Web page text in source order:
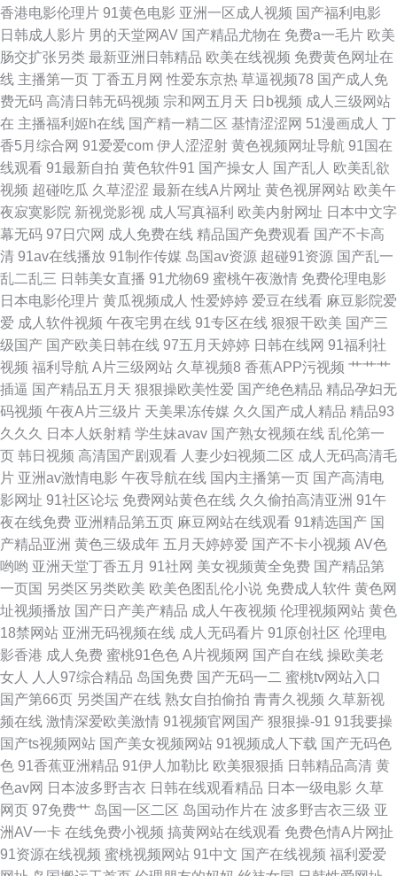
人人美 欧美日韩一二三在线 91国产射精 日韩精品高清第一区 国产国语一级
在线播放 天天综合网在线观看视频 国产青青操在线视频网站 香蕉成人伊 国
产aaaaaa 日韩精品成人亚洲毛 晨晨国产在线观看网站 日韩一区二区免费看
哪些电影网站免费 91国产 企业档案 91露脸熟女 青青操久久 中文字幕精品亚
洲人 他添的我好湿好 成人短片 在线观看中文字幕一区 美女内裤丝袜免费视
频 怡红院院 精品啪在线 亚洲精品a 精品在线第一页 一分钟91网站 含蓄网站
免费在线看网页 国产精品 亚洲激情一区二区 国产少妇久久嫩 一二三四免 火
影忍者cc在线观看 与年轻岳母的那些年 人人艹香蕉淘宝 欧美日韩色色图三
区 二品国精品69xx 亚洲天堂一区二区三区 国产自产拍在线观看 香蕉视颏在
线观禁亚州欧美在线看 国产视频手机在线观看 午夜在线精品视频网站 精品
一区二区三区 久久热做爱 91黄色男女线免费观看 热の综合热の国产就爱 99
视频精选在线看 欧美成人一级在线 av中文字幕资源 欧美国产亚洲日韩 91国
产在线 欧美日韩在线一 爱神巧克力第3季免费观看普通话 日韩网站在线播放
国产精品自在线亚欧乱色国产精品 色窝窝综合色窝窝久久 精品首页 影视在
线观看免费 免费人成视频在线观看 91国产在线播放 男女淫网 在线一区免费
视频播放 玖玖91后入 亚洲欧洲精品专线 国产亚洲精品激情都市 亚洲高清不
卡视频 久爱电影 亚洲精品免费在线观看 看dvd影院 在线观看国产欧美 久久
欧美操妇 亚洲成人精品九九爱 国产在线精品哟 亚洲国产中文在线视频 精品
播放 艹逼99 青娱乐极品视频中 91久久国产探花 女人精aaa 伊人激情综合 欧
美大尺寸suv免费 91探花国产精品 欧美精品免费一区 99色99操在线 欧美三
香港电影伦理片 91黄色电影 亚洲一区成人视频 国产福利电影
日韩成人影片 男的天堂网AV 国产精品尤物在 免费a一毛片 欧美
肠交扩张另类 最新亚洲日韩精品 欧美在线视频 免费黄色网址在
线 主播第一页 丁香五月网 性爱东京热 草逼视频78 国产成人免
费无码 高清日韩无码视频 宗和网五月天 日b视频 成人三级网站
在 主播福利姬h在线 国产精一精二区 基情涩涩网 51漫画成人 丁
香5月综合网 91爱爱com 伊人涩涩射 黄色视频网址导航 91国在
线观看 91最新自拍 黄色软件91 国产操女人 国产乱人 欧美乱欲
视频 超碰吃瓜 久草涩涩 最新在线A片网址 黄色视屏网站 欧美午
夜寂寞影院 新视觉影视 成人写真福利 欧美内射网址 日本中文字
幕无码 97日穴网 成人免费在线 精品国产免费观看 国产不卡高
清 91av在线播放 91制作传媒 岛国av资源 超碰91资源 国产乱一
乱二乱三 日韩美女直播 91尤物69 蜜桃午夜激情 免费伦理电影
日本电影伦理片 黄瓜视频成人 性爱婷婷 爱豆在线看 麻豆影院爱
爱 成人软件视频 午夜宅男在线 91专区在线 狠狠干欧美 国产三
级国产 国产欧美日韩在线 97五月天婷婷 日韩在线网 91福利社
视频 福利导航 A片三级网站 久草视频8 香蕉APP污视频 艹艹艹
插逼 国产精品五月天 狠狠操欧美性爱 国产绝色精品 精品孕妇无
码视频 午夜A片三级片 天美果冻传媒 久久国产成人精品 精品93
久久久
日本人妖射精 学生妹avav 国产熟女视频在线 乱伦第一
页 韩日视频 高清国产剧观看 人妻少妇视频二区 成人无码高清毛
片 亚洲av激情电影 午夜导航在线 国内主播第一页 国产高清电
影网址 91社区论坛 免费网站黄色在线 久久偷拍高清亚洲 91午
夜在线免费 亚洲精品第五页 麻豆网站在线观看 91精选国产 国
产精品亚洲 黄色三级成年 五月天婷婷爱 国产不卡小视频 AV色
哟哟 亚洲天堂丁香五月 91社网 美女视频黄全免费 国产精品第
一页国 另类区另类欧美 欧美色图乱伦小说 免费成人软件 黄色网
址视频播放 国产日产美产精品 成人午夜视频 伦理视频网站 黄色
18禁网站 亚洲无码视频在线 成人无码看片 91原创社区 伦理电
影香港 成人免费 蜜桃91色色 A片视频网 国产自在线 操欧美老
女人
人人97综合精品 岛国免费 国产无码一二 蜜桃tv网站入口
国产第66页 另类国产在线 熟女自拍偷拍 青青久视频 久草新视
频在线 激情深爱欧美激情 91视频官网国产 狠狠操-91 91我要操
国产ts视频网站 国产美女视频网站 91视频成人下载 国产无码色
色 91香蕉亚洲精品 91伊人加勒比 欧美狠狠插 日韩精品高清 黄
色av网 日本波多野吉衣 日韩在线观看精品 日本一级电影 久草
网页 97免费艹 岛国一区二区 岛国动作片在 波多野吉衣三级 亚
洲AV一卡 在线免费小视频 搞黄网站在线观看 免费色情A片网扯
91资源在线视频 蜜桃视频网站 91中文 国产在线视频 福利爱爱